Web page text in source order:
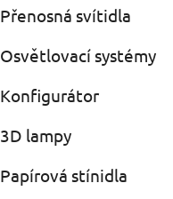
Přenosná svítidla
Osvětlovací systémy
Konfigurátor
3D lampy
Papírová stínidla